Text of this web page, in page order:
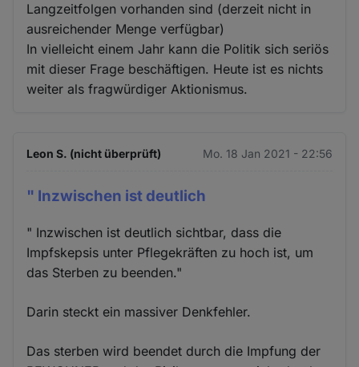
Langzeitfolgen vorhanden sind (derzeit nicht in
ausreichender Menge verfügbar)
In vielleicht einem Jahr kann die Politik sich seriös
mit dieser Frage beschäftigen. Heute ist es nichts
weiter als fragwürdiger Aktionismus.
Leon S. (nicht überprüft) Mo. 18 Jan 2021 - 22:56
" Inzwischen ist deutlich
" Inzwischen ist deutlich sichtbar, dass die
Impfskepsis unter Pflegekräften zu hoch ist, um
das Sterben zu beenden."
Darin steckt ein massiver Denkfehler.
Das sterben wird beendet durch die Impfung der